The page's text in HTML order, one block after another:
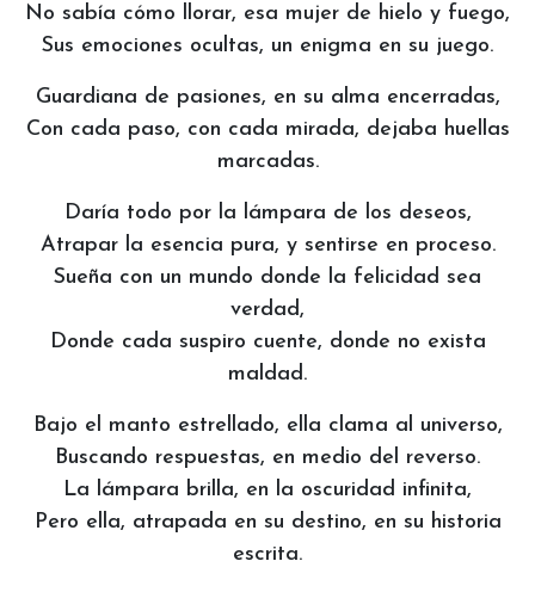
No sabía cómo llorar, esa mujer de hielo y fuego,
Sus emociones ocultas, un enigma en su juego.
Guardiana de pasiones, en su alma encerradas,
Con cada paso, con cada mirada, dejaba huellas
marcadas.
Daría todo por la lámpara de los deseos,
Atrapar la esencia pura, y sentirse en proceso.
Sueña con un mundo donde la felicidad sea
verdad,
Donde cada suspiro cuente, donde no exista
maldad.
Bajo el manto estrellado, ella clama al universo,
Buscando respuestas, en medio del reverso.
La lámpara brilla, en la oscuridad infinita,
Pero ella, atrapada en su destino, en su historia
escrita.